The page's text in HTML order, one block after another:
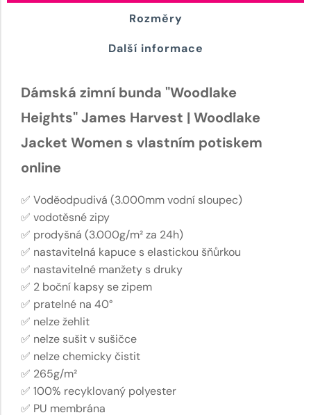
Rozměry
Další informace
Dámská zimní bunda "Woodlake
Heights" James Harvest | Woodlake
Jacket Women s vlastním potiskem
online
✅ Voděodpudivá (3.000mm vodní sloupec)
✅ vodotěsné zipy
✅ prodyšná (3.000g/m² za 24h)
✅ nastavitelná kapuce s elastickou šňůrkou
✅ nastavitelné manžety s druky
✅ 2 boční kapsy se zipem
✅ pratelné na 40°
✅ nelze žehlit
✅ nelze sušit v sušičce
✅ nelze chemicky čistit
✅ 265g/m²
✅ 100% recyklovaný polyester
✅ PU membrána